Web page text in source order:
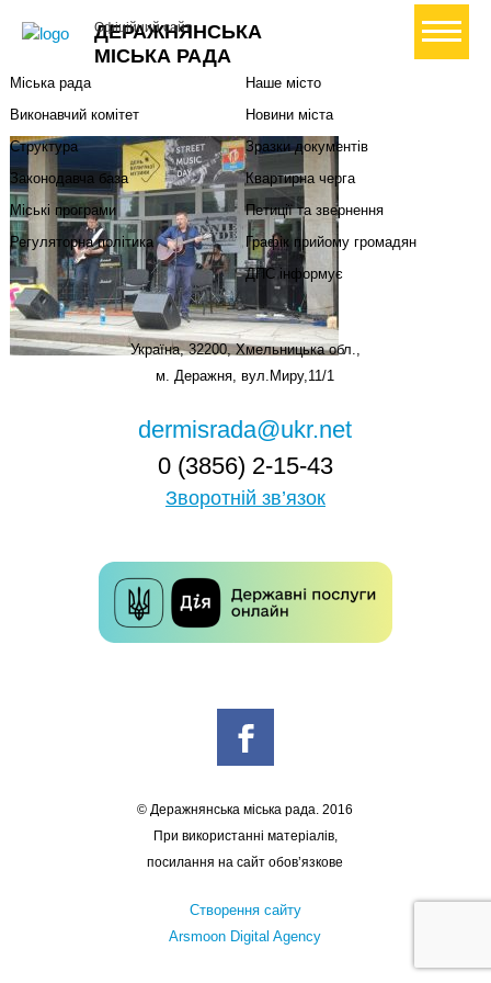
ДЕРАЖНЯНСЬКА
МІСЬКА РАДА
Офіційний сайт+ Створити петицію
Міський голова
Міська рада
Виконавчий комітет
Структура
Законодавча база
Міські програми
Регуляторна політика
Наше місто
Новини міста
Зразки документів
Квартирна черга
Петиції та звернення
Графік прийому громадян
ДПС інформує
Україна, 32200, Хмельницька обл.,
м. Деражня, вул.Миру,11/1
dermisrada@ukr.net
0 (3856) 2-15-43
Зворотній зв’язок
© Деражнянська міська рада. 2016
При використанні матеріалів,
посилання на сайт обов’язкове
Створення сайту
Arsmoon Digital Agency